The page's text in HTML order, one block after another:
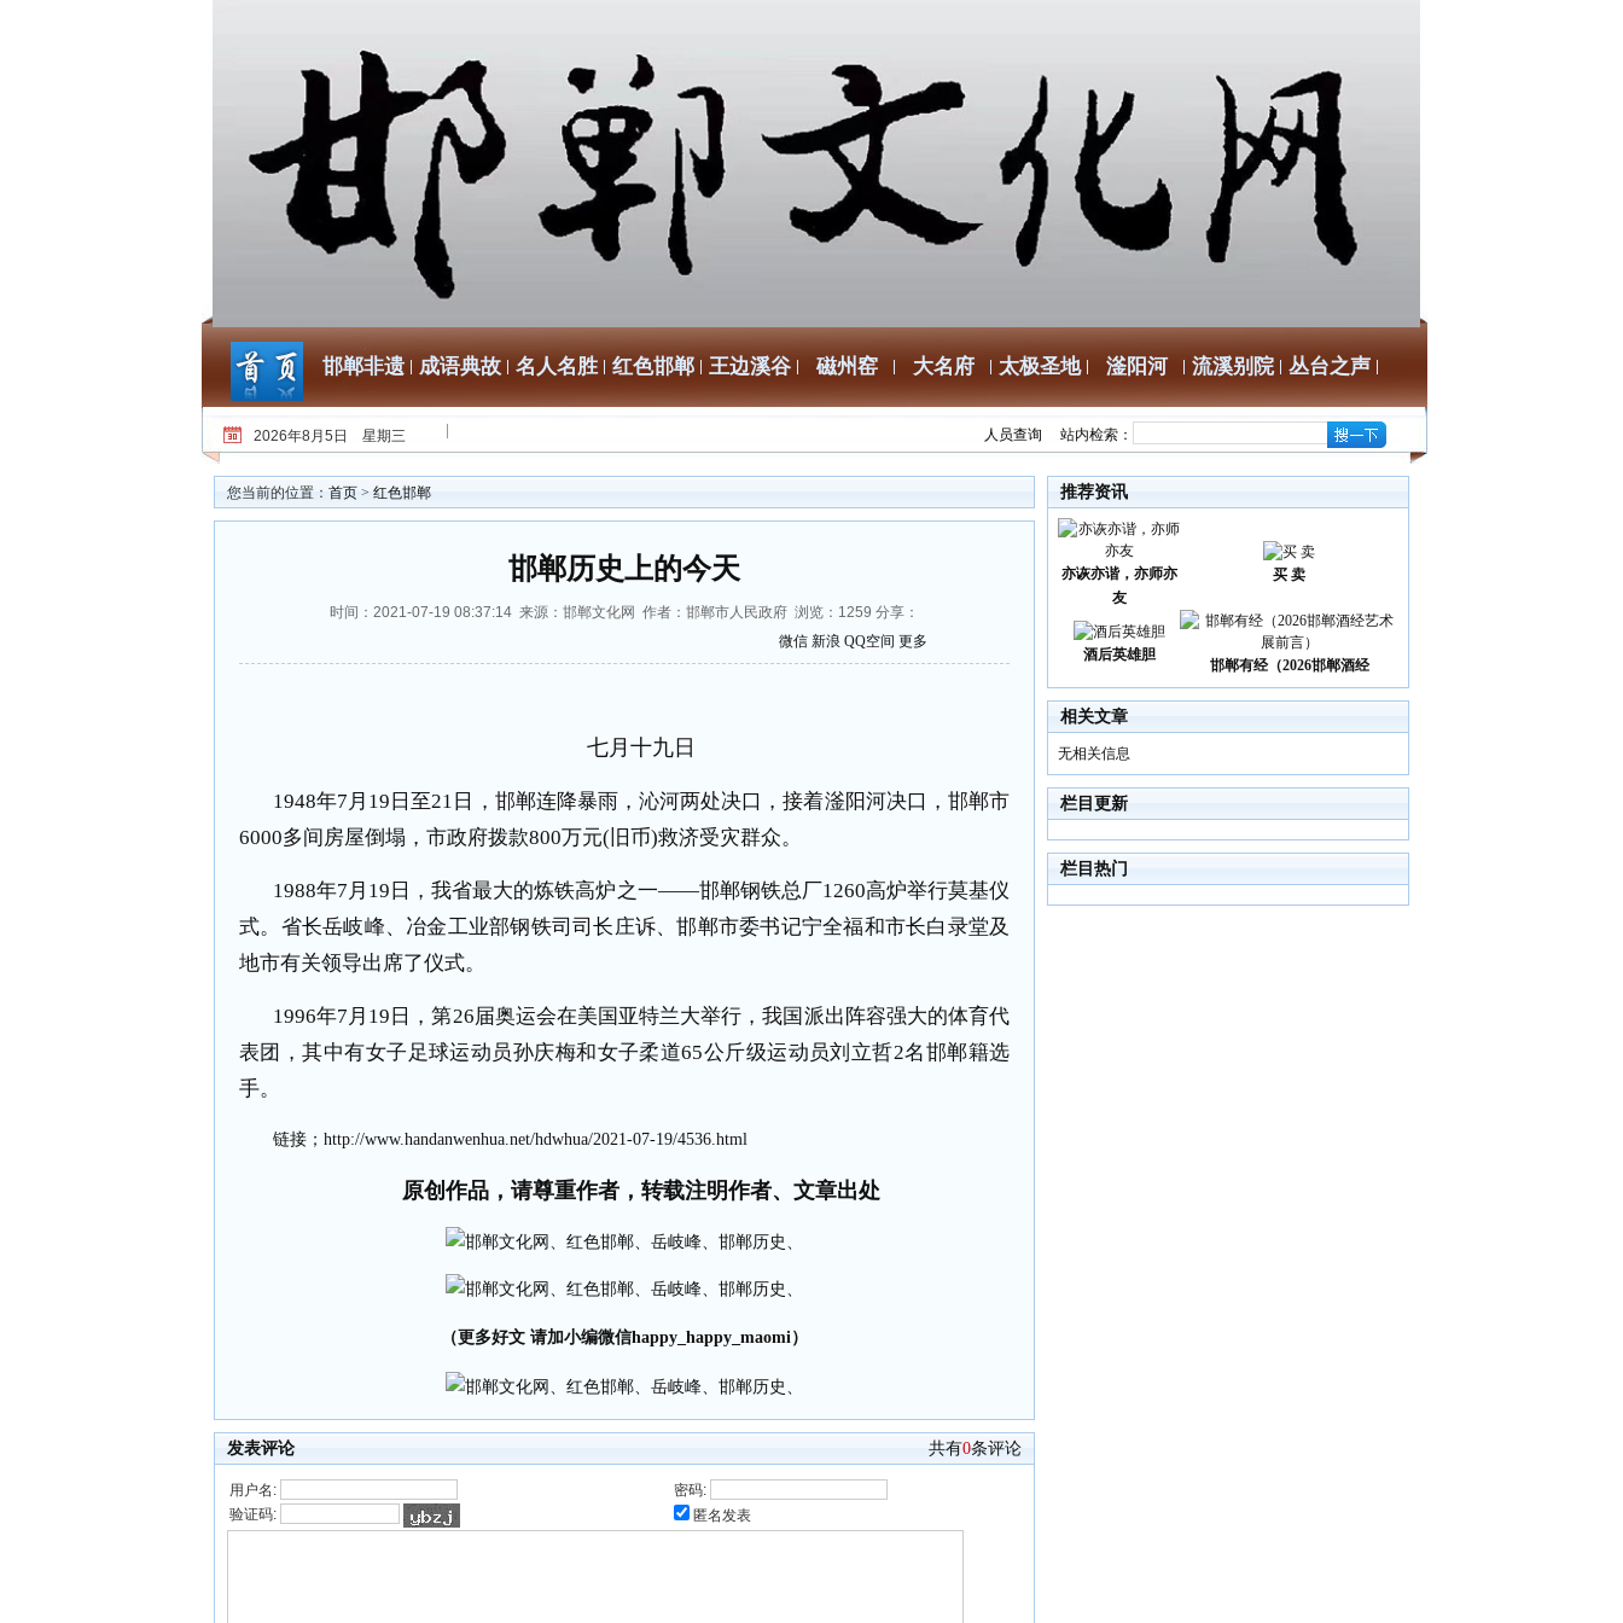
邯郸非遗 成语典故 名人名胜 红色邯郸 王边溪谷 磁州窑 大名府 太极圣地 滏阳河 流溪别院 丛台之声
2026年8月5日 星期三 人员查询 站内检索：
您当前的位置： 首页 > 红色邯郸
邯郸历史上的今天
时间：2021-07-19 08:37:14 来源：邯郸文化网 作者：邯郸市人民政府 浏览： 1259 分享：
微信 新浪 QQ空间 更多
七月十九日
1948年7 月 19 日至21 日，邯郸连降暴雨，沁河两处决口，接着滏阳河决口，邯郸市
6000多间房屋倒塌，市政府拨款800万元( 旧币)救济受灾群众。
1988年7 月 19 日，我省最大的炼铁高炉之一——邯郸钢铁总厂1260高炉举行莫基仪
式。省长岳岐峰、冶金工业部钢铁司司长庄诉、邯郸市委书记宁全福和市长白录堂及
地市有关领导出席了仪式。
1996年7 月 19 日，第26届奥运会在美国亚特兰大举行，我国派出阵容强大的体育代
表团，其中有女子足球运动员孙庆梅和女子柔道65公斤级运动员刘立哲2名邯郸籍选
手。
链接； http://www.handanwenhua.net/hdwhua/2021-07-19/4536.html
原创作品，请尊重作者，转载注明作者、文章出处
（更多好文 请加小编微信happy_happy_maomi）
发表评论 共有0条评论
用户名:
密码:
验证码:
匿名发表
推荐资讯
亦诙亦谐，亦师亦
友
买 卖
酒后英雄胆
邯郸有经（2026邯郸酒经
相关文章
无相关信息
栏目更新
栏目热门